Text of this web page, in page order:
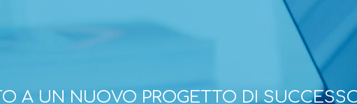
A UN NUOVO PROGETTO DI